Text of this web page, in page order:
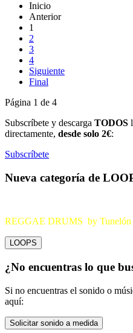
Inicio
Anterior
1
2
3
4
Siguiente
Final
Página 1 de 4
Subscríbete y descarga TODOS
directamente, desde solo 2€:
Subscríbete
Nueva categoría de
REGGAE DRUMS by Tunelón
LOOPS
¿No encuentras lo que
Si no encuentras el sonido o
aquí:
Solicitar sonido a medida